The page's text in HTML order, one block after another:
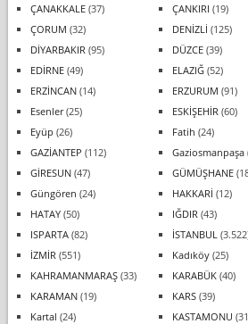
ÇANAKKALE(37) ÇANKIRI (19)
ÇORUM (32) DENİZLİ (125)
DİYARBAKIR (95) DÜZCE(39)
EDİRNE(49) ELAZIĞ(52)
ERZİNCAN(14) ERZURUM (91)
Esenler(25) ESKİŞEHİR (60)
Eyüp (26) Fatih (24)
GAZİANTEP (112) Gaziosmanpaşa
GİRESUN(47) GÜMÜŞHANE
Güngören (24) HAKKARİ (12)
HATAY(50) IĞDIR (43)
ISPARTA(82) İSTANBUL
İZMİR (551) Kadıköy(25)
KAHRAMANMARAŞ(33) KARABÜK(40)
KARAMAN(19) KARS(39)
Kartal (24) KASTAMONU